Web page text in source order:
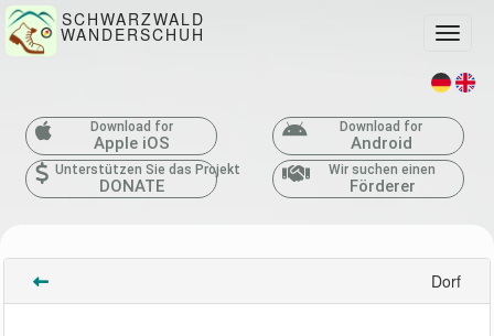
SCHWARZWALD
WANDERSCHUH
Download for
Apple iOS
Download for
Android
Unterstützen Sie das Projekt
DONATE
Wir suchen einen
Förderer
Dorf